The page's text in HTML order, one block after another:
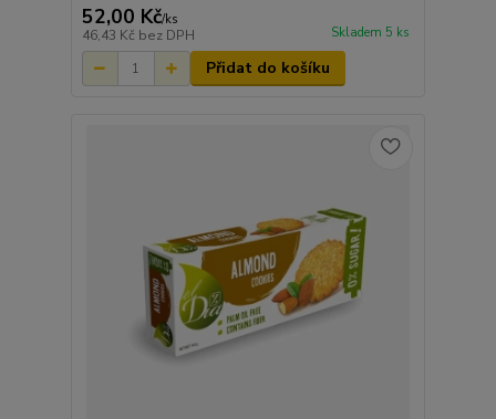
52,00 Kč/ks
46,43 Kč bez DPH Skladem 5 ks
Přidat do košíku